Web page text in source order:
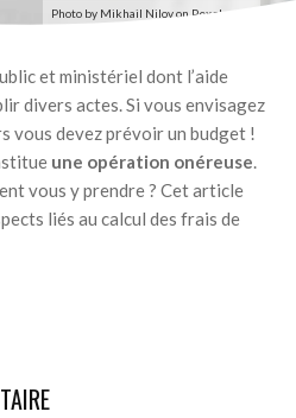
Photo by Mikhail Nilov on Pexels.com
et ministériel dont l’aide
divers actes. Si vous envisagez
vous devez prévoir un budget !
une opération onéreuse
vous y prendre ? Cet article
liés au calcul des frais de